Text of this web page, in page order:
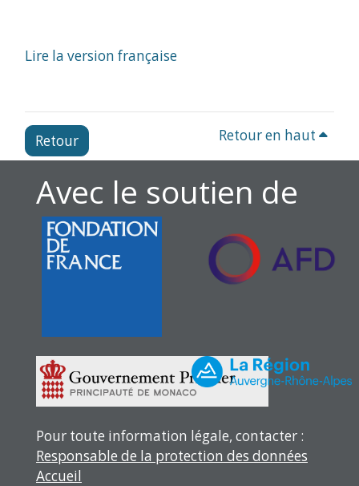
Lire la version française
Retour Retour en haut
Avec le soutien de
Pour toute information légale, contacter :
Responsable de la protection des données
Accueil